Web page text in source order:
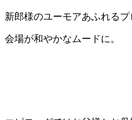
新郎様のユーモアあふれる
会場が和やかなムードに。